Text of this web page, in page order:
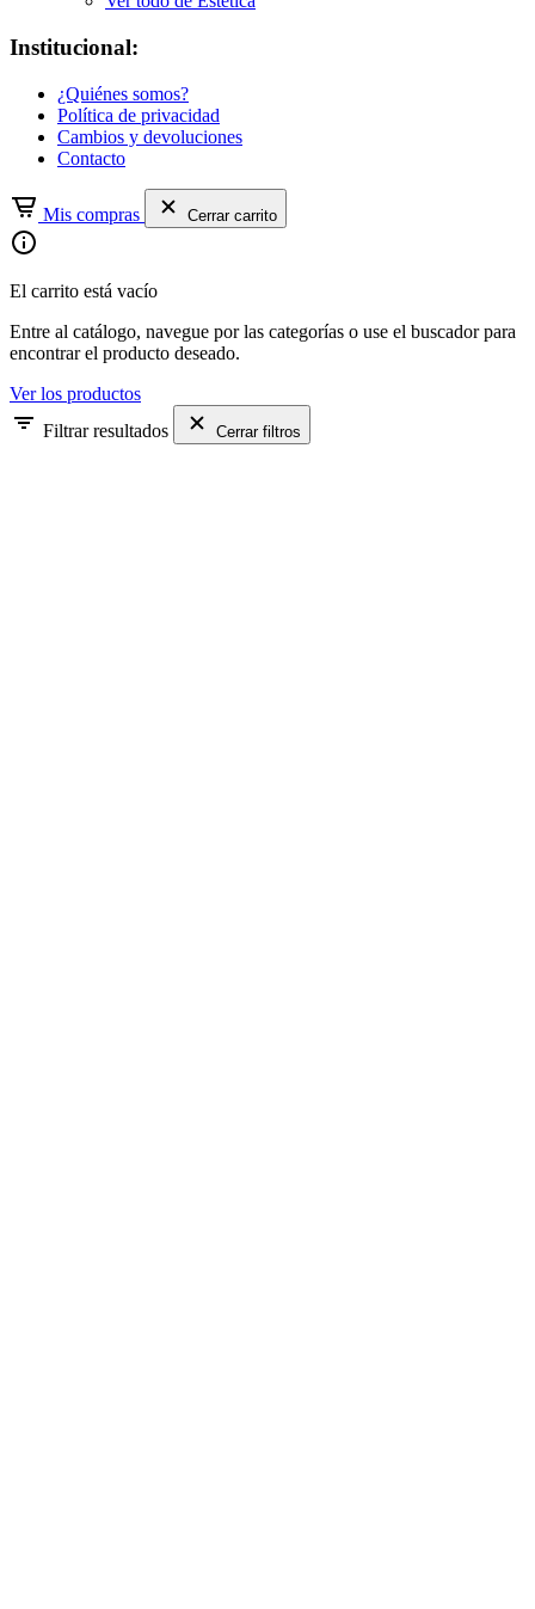
Institucional:
¿Quiénes somos?
Política de privacidad
Cambios y devoluciones
Contacto
Mis compras Cerrar carrito
El carrito está vacío
Entre al catálogo, navegue por las categorías o use el buscador para
encontrar el producto deseado.
Ver los productos
Filtrar resultados
Cerrar filtros